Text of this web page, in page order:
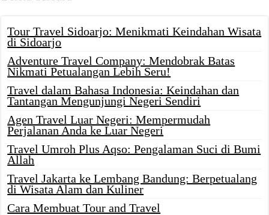
Tour Travel Sidoarjo: Menikmati Keindahan Wisata
di Sidoarjo
Adventure Travel Company: Mendobrak Batas
Nikmati Petualangan Lebih Seru!
Travel dalam Bahasa Indonesia: Keindahan dan
Tantangan Mengunjungi Negeri Sendiri
Agen Travel Luar Negeri: Mempermudah
Perjalanan Anda ke Luar Negeri
Travel Umroh Plus Aqso: Pengalaman Suci di Bumi
Allah
Travel Jakarta ke Lembang Bandung: Berpetualang
di Wisata Alam dan Kuliner
Cara Membuat Tour and Travel